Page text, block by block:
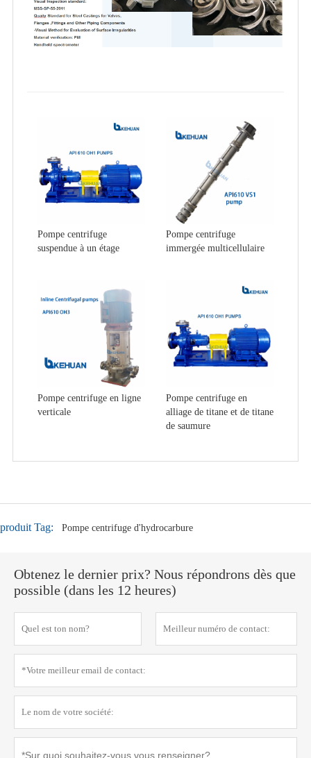
Pompe centrifuge
suspendue à un étage
Pompe centrifuge
immergée multicellulaire
Pompe centrifuge en ligne
verticale
Pompe centrifuge en
alliage de titane et de titane
de saumure
produit Tag: Pompe centrifuge d'hydrocarbure
Obtenez le dernier prix? Nous répondrons dès que
possible (dans les 12 heures)